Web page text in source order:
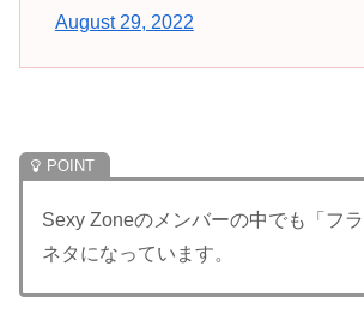
August 29, 2022
Sexy Zoneのメンバーの中でも「フ
ネタになっています。